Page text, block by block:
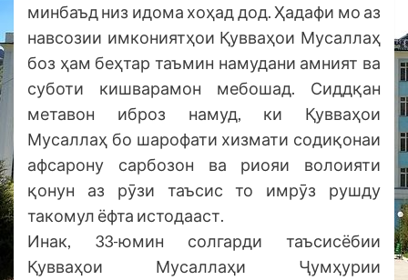
минбаъд низ идома хоҳад дод. Ҳадафи мо аз
навсозии имкониятҳои Қувваҳои Мусаллаҳ
боз ҳам беҳтар таъмин намудани амният ва
суботи кишварамон мебошад. Сиддқан
метавон иброз намуд, ки Қувваҳои
Мусаллаҳ бо шарофати хизмати содиқонаи
афсарону сарбозон ва риояи волоияти
қонун аз рӯзи таъсис то имрӯз рушду
такомул ёфта истодааст.
Инак, 33-юмин солгарди таъсисёбии
Қувваҳои Мусаллаҳи Ҷумҳурии